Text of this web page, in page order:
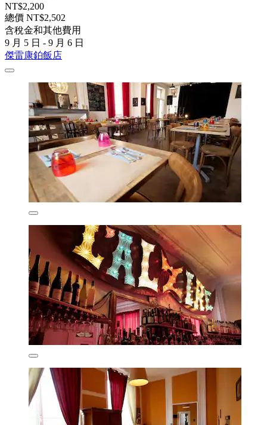
NT$2,200
總價 NT$2,502
含稅金和其他費用
9 月 5 日 - 9 月 6 日
傑雷康鉑飯店